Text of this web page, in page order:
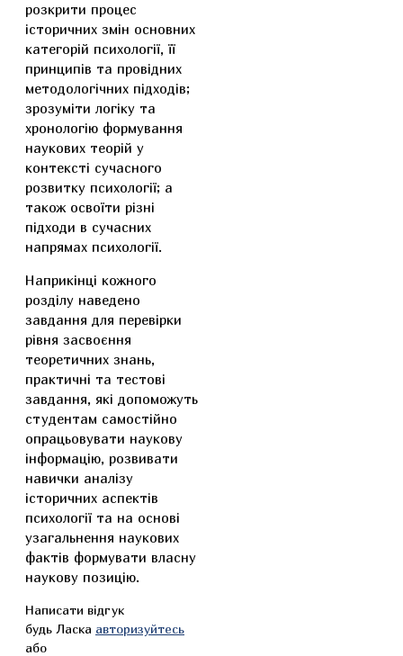
розкрити процес
історичних змін основних
категорій психології, її
принципів та провідних
методологічних підходів;
зрозуміти логіку та
хронологію формування
наукових теорій у
контексті сучасного
розвитку психології; а
також освоїти різні
підходи в сучасних
напрямах психології.
Наприкінці кожного
розділу наведено
завдання для перевірки
рівня засвоєння
теоретичних знань,
практичні та тестові
завдання, які допоможуть
студентам самостійно
опрацьовувати наукову
інформацію, розвивати
навички аналізу
історичних аспектів
психології та на основі
узагальнення наукових
фактів формувати власну
наукову позицію.
Написати відгук
будь Ласка авторизуйтесь
або